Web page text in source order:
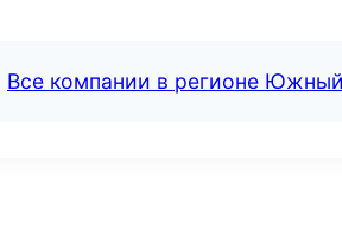
Все компании в регионе